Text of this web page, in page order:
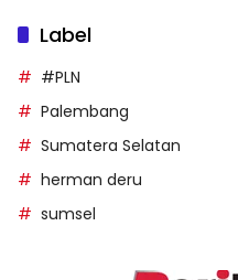
Label
#PLN
Palembang
Sumatera Selatan
herman deru
sumsel